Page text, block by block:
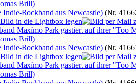
Rockband aus Newcastle) (Nr.
Rockband aus Newcastle) (Nr.